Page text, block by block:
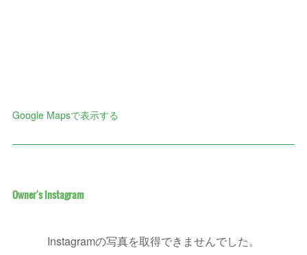
Google Mapsで表示する
Owner's Instagram
Instagramの写真を取得できませんでした。